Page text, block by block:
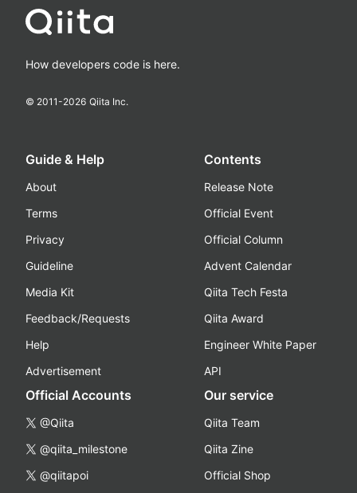
How developers code is here.
© 2011-2026 Qiita Inc.
Guide & Help
About
Terms
Privacy
Guideline
Media Kit
Feedback/Requests
Help
Advertisement
Contents
Release Note
Official Event
Official Column
Advent Calendar
Qiita Tech Festa
Qiita Award
Engineer White Paper
API
Official Accounts
@Qiita
@qiita_milestone
@qiitapoi
Our service
Qiita Team
Qiita Zine
Official Shop